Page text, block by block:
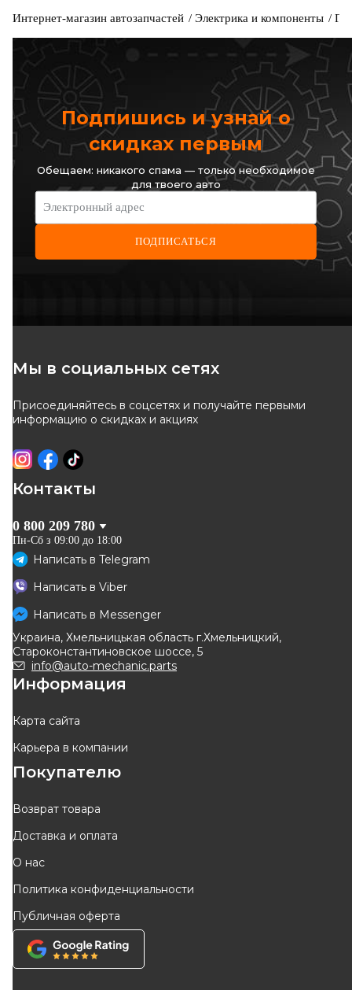
Интернет-магазин автозапчастей Электрика и компоненты
Подпишись и узнай о
скидках первым
Обещаем: никакого спама — только необходимое
для твоего авто
Электронный адрес
ПОДПИСАТЬСЯ
Мы в социальных сетях
Присоединяйтесь в соцсетях и получайте первыми
информацию о скидках и акциях
Контакты
0 800 209 780
Пн-Сб з 09:00 до 18:00
Написать в Telegram
Написать в Viber
Написать в Messenger
Украина, Хмельницькая область г.Хмельницкий,
Староконстантиновское шоссе, 5
info@auto-mechanic.parts
Информация
Карта сайта
Карьера в компании
Покупателю
Возврат товара
Доставка и оплата
О нас
Политика конфиденциальности
Публичная оферта